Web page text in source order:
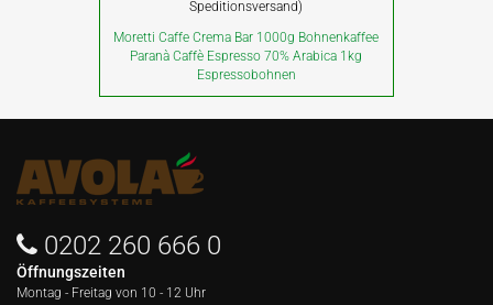
Speditionsversand)
Moretti Caffe Crema Bar 1000g Bohnenkaffee
Paranà Caffè Espresso 70% Arabica 1kg
Espressobohnen
0202 260 666 0
Öffnungszeiten
Montag - Freitag von 10 - 12 Uhr